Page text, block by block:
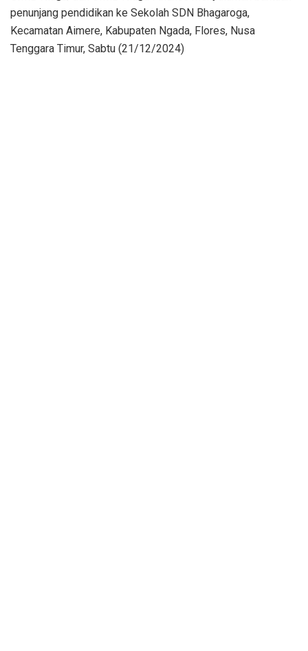
penunjang pendidikan ke Sekolah SDN Bhagaroga,
Kecamatan Aimere, Kabupaten Ngada, Flores, Nusa
Tenggara Timur, Sabtu (21/12/2024)